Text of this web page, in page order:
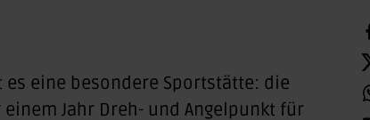
es eine besondere Sportstätte: die
Jahr Dreh- und Angelpunkt für